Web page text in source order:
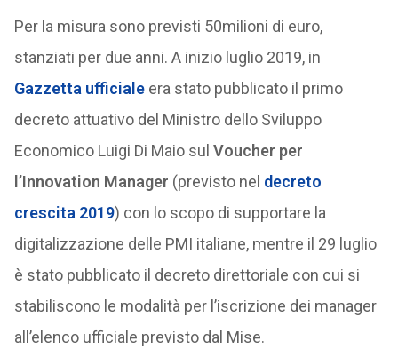
Per la misura sono previsti 50milioni di euro,
stanziati per due anni. A inizio luglio 2019, in
Gazzetta ufficialeera stato pubblicato il primo
decreto attuativo del Ministro dello Sviluppo
Economico Luigi Di Maio sul Voucher per
l’Innovation Manager (previsto nel decreto
crescita 2019) con lo scopo di supportare la
digitalizzazione delle PMI italiane, mentre il 29 luglio
è stato pubblicato il decreto direttoriale con cui si
stabiliscono le modalità per l’iscrizione dei manager
all’elenco ufficiale previsto dal Mise.